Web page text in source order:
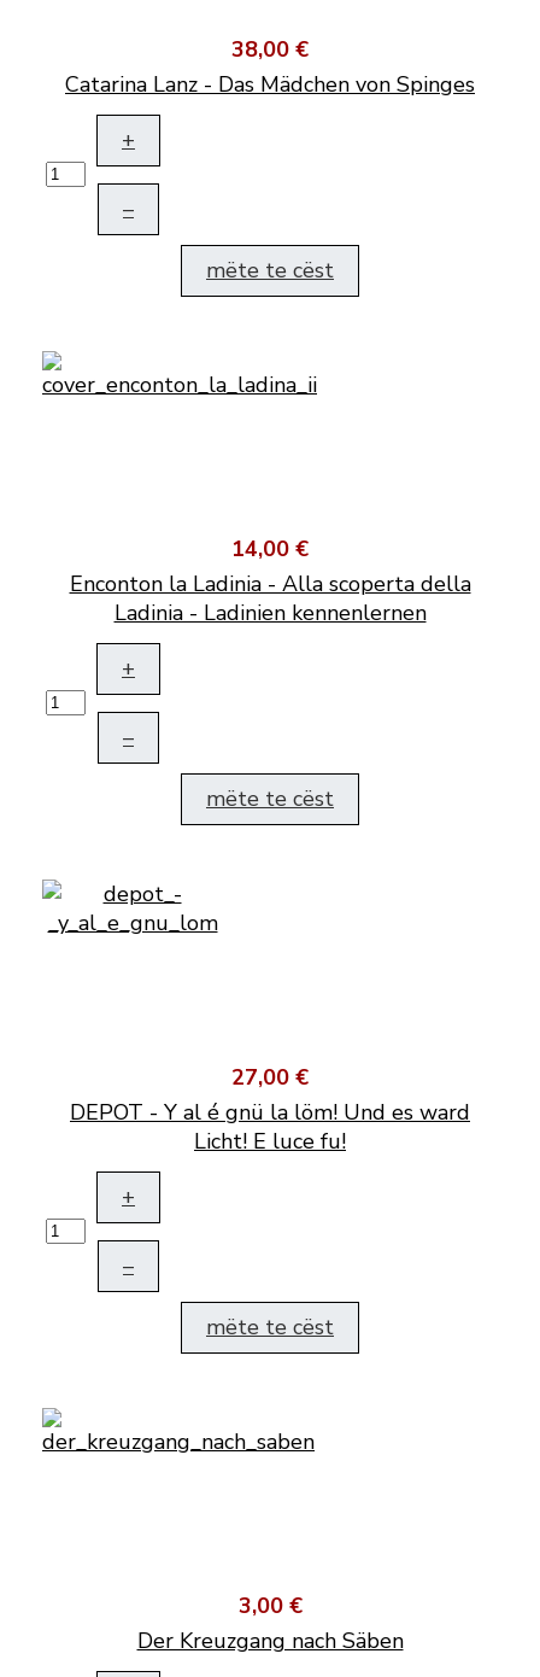
38,00 €
Catarina Lanz - Das Mädchen von Spinges
+
–
mëte te cëst
14,00 €
Enconton la Ladinia - Alla scoperta della
Ladinia - Ladinien kennenlernen
+
–
mëte te cëst
27,00 €
DEPOT - Y al é gnü la löm! Und es ward
Licht! E luce fu!
+
–
mëte te cëst
3,00 €
Der Kreuzgang nach Säben